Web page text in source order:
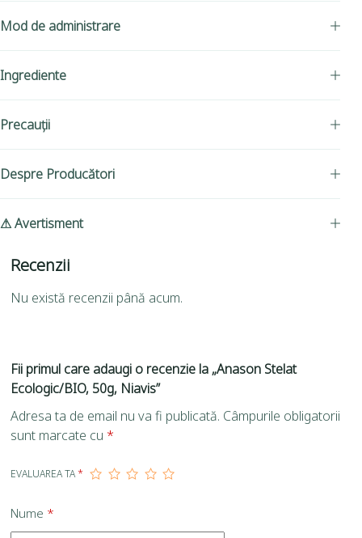
Mod de administrare
Ingrediente
Precauții
Despre Producători
⚠ Avertisment
Recenzii
Nu există recenzii până acum.
Fii primul care adaugi o recenzie la „Anason Stelat
Ecologic/BIO, 50g, Niavis”
Adresa ta de email nu va fi publicată. Câmpurile obligatorii
sunt marcate cu *
EVALUAREA TA*
Nume *